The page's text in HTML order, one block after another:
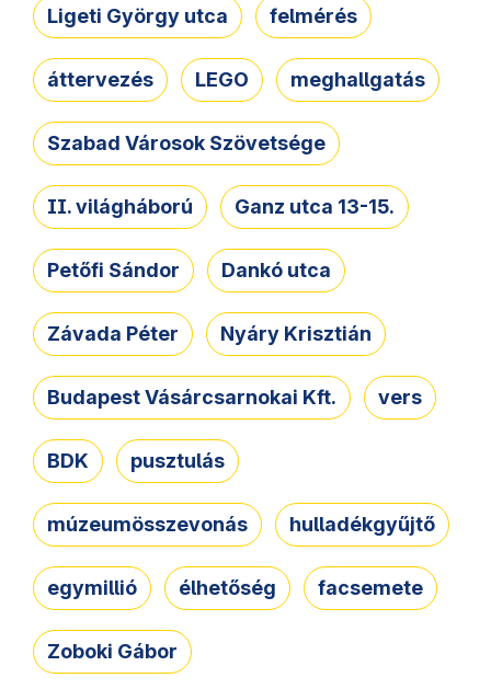
Ligeti György utca felmérés
áttervezés LEGO meghallgatás
Szabad Városok Szövetsége
II. világháború Ganz utca 13-15.
Petőfi Sándor Dankó utca
Závada Péter Nyáry Krisztián
Budapest Vásárcsarnokai Kft. vers
BDK pusztulás
múzeumösszevonás hulladékgyűjtő
egymillió élhetőség facsemete
Zoboki Gábor